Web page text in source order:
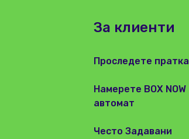
За клиенти
Проследете пратка
Намерете BOX NOW
автомат
Често Задавани